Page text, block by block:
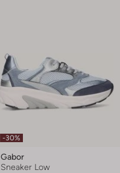
-30%
Gabor
Sneaker Low